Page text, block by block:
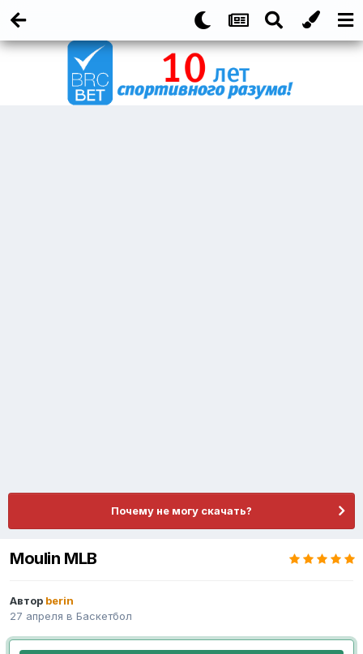
Почему не могу скачать?
Moulin MLB
Автор berin
27 апреля в Баскетбол